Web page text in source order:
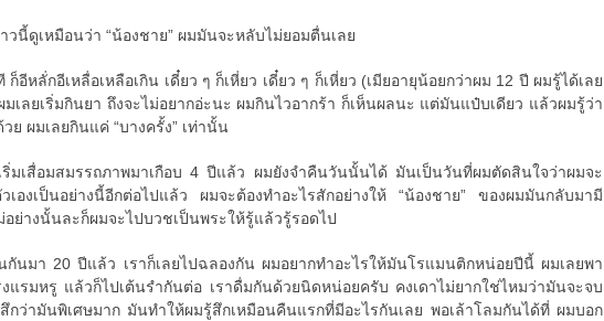
วนี้ดูเหมือนว่า “น้องชาย” ผมมันจะหลับไม่ยอมตื่นเลย
ก็อีหลั่กอีเหลื่อเหลือเกิน เดี๋ยว ๆ ก็เหี่ยว เดี๋ยว ๆ ก็เหี่ยว (เมียอายุน้อยกว่าผม 12 ปี ผมรู้ได้เลย
มเลยเริ่มกินยา ถึงจะไม่อยากอ่ะนะ ผมกินไวอากร้า ก็เห็นผลนะ แต่มันแป๋บเดียว แล้วผมรู้ว่า
ย ผมเลยกินแค่ “บางครั้ง” เท่านั้น
ริ่มเสื่อมสมรรถภาพมาเกือบ 4 ปีแล้ว ผมยังจำคืนวันนั้นได้ มันเป็นวันที่ผมตัดสินใจว่าผมจะ
เองเป็นอย่างนี้อีกต่อไปแล้ว ผมจะต้องทำอะไรสักอย่างให้ “น้องชาย” ของผมมันกลับมามี
อย่างนั้นละก็ผมจะไปบวชเป็นพระให้รู้แล้วรู้รอดไป
กันมา 20 ปีแล้ว เราก็เลยไปฉลองกัน ผมอยากทำอะไรให้มันโรแมนติกหน่อยปีนี้ ผมเลยพา
แรมหรู แล้วก็ไปเต้นรำกันต่อ เราดื่มกันด้วยนิดหน่อยครับ คงเดาไม่ยากใช่ไหมว่ามันจะจบ
กว่ามันพิเศษมาก มันทำให้ผมรู้สึกเหมือนคืนแรกที่มีอะไรกันเลย พอเล้าโลมกันได้ที่ ผมบอก